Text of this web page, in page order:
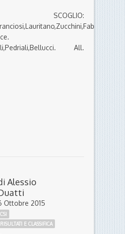
All.
Alessio
Ottobre 2015
CSI
RISULTATI E CLASSIFICA